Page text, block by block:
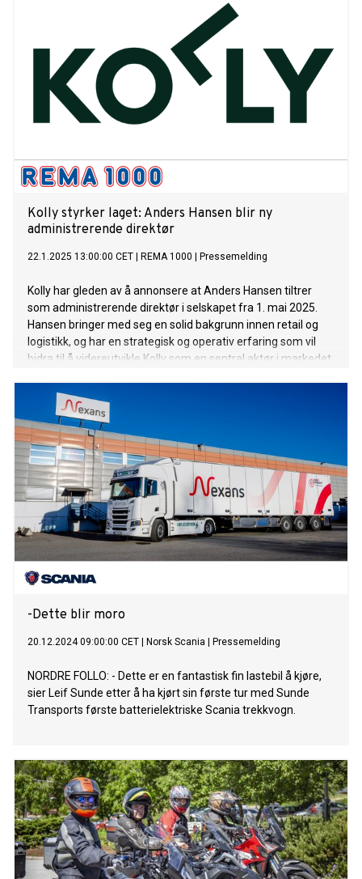
Kolly styrker laget: Anders Hansen blir ny
administrerende direktør
22.1.2025 13:00:00 CET REMA 1000 Pressemelding
Kolly har gleden av å annonsere at Anders Hansen tiltrer
som administrerende direktør i selskapet fra 1. mai 2025.
Hansen bringer med seg en solid bakgrunn innen retail og
logistikk, og har en strategisk og operativ erfaring som vil
bidra til å videreutvikle Kolly som en sentral aktør i markedet.
direktør for Oda, og svenske Mathem.
-Dette blir moro
20.12.2024 09:00:00 CET Norsk Scania Pressemelding
NORDRE FOLLO: - Dette er en fantastisk fin lastebil å kjøre,
sier Leif Sunde etter å ha kjørt sin første tur med Sunde
Transports første batterielektriske Scania trekkvogn.